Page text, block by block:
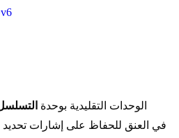
يستبدل YOLOv6-3.0 الوحدات التقليدية بوحدة